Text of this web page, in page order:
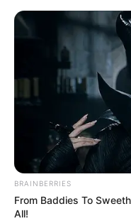
BRAINBERRIES
From Baddies To
All!